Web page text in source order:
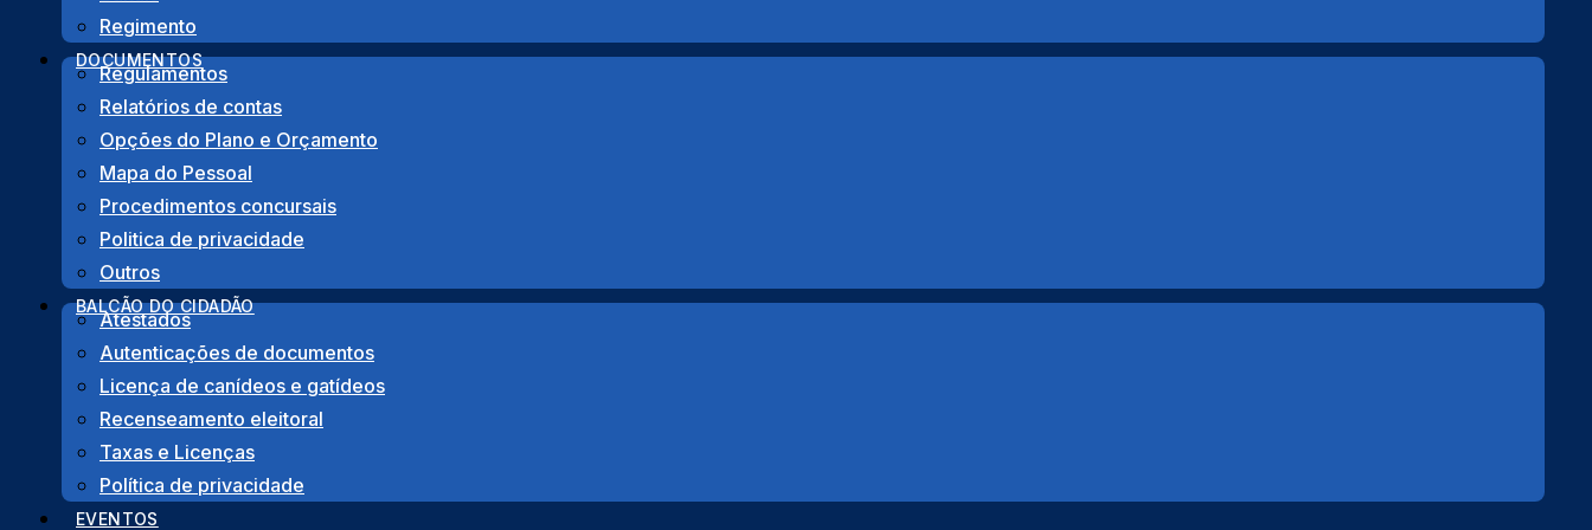
Regimento
DOCUMENTOS
Regulamentos
Relatórios de contas
Opções do Plano e Orçamento
Mapa do Pessoal
Procedimentos concursais
Politica de privacidade
Outros
BALCÃO DO CIDADÃO
Atestados
Autenticações de documentos
Licença de canídeos e gatídeos
Recenseamento eleitoral
Taxas e Licenças
Política de privacidade
EVENTOS
Morada
Rua das Juntas de Freguesia, Lote 12 – R/C
8600-706 Lagos
Fale connosco
282 763 827(Chamadas para a rede fixa nacional)